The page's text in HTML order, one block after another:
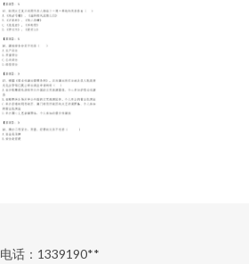
电话：1339190**